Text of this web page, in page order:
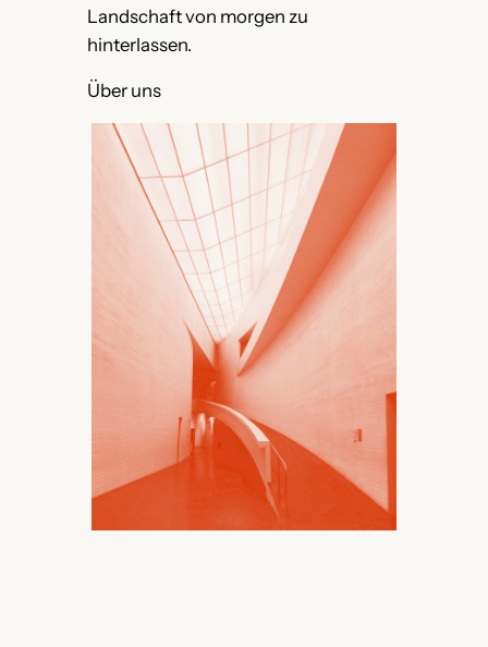
Landschaft von morgen zu
hinterlassen.
Über uns